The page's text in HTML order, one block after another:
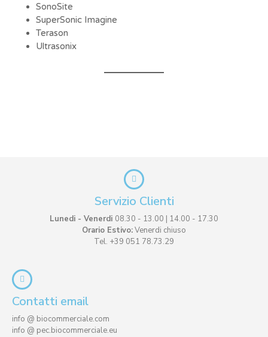
SonoSite
SuperSonic Imagine
Terason
Ultrasonix
Servizio Clienti
Lunedi - Venerdi 08.30 - 13.00 | 14.00 - 17.30
Orario Estivo:Venerdi chiuso
Tel. +39 051 78.73.29
Contatti email
info @ biocommerciale.com
info @ pec.biocommerciale.eu